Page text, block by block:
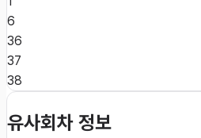
6
36
37
38
유사회차 정보